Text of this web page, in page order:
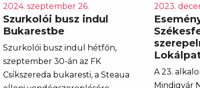
2024. szeptember 26.
Szurkolói busz indul
Bukarestbe
Szurkolói busz indul hétfőn,
szeptember 30-án az FK
Csíkszereda bukaresti, a Steaua
2023.
A 23.
Mindigvár